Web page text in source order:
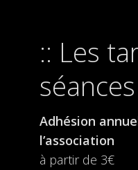
Les
Adhésion
l’association
à partir de 3€